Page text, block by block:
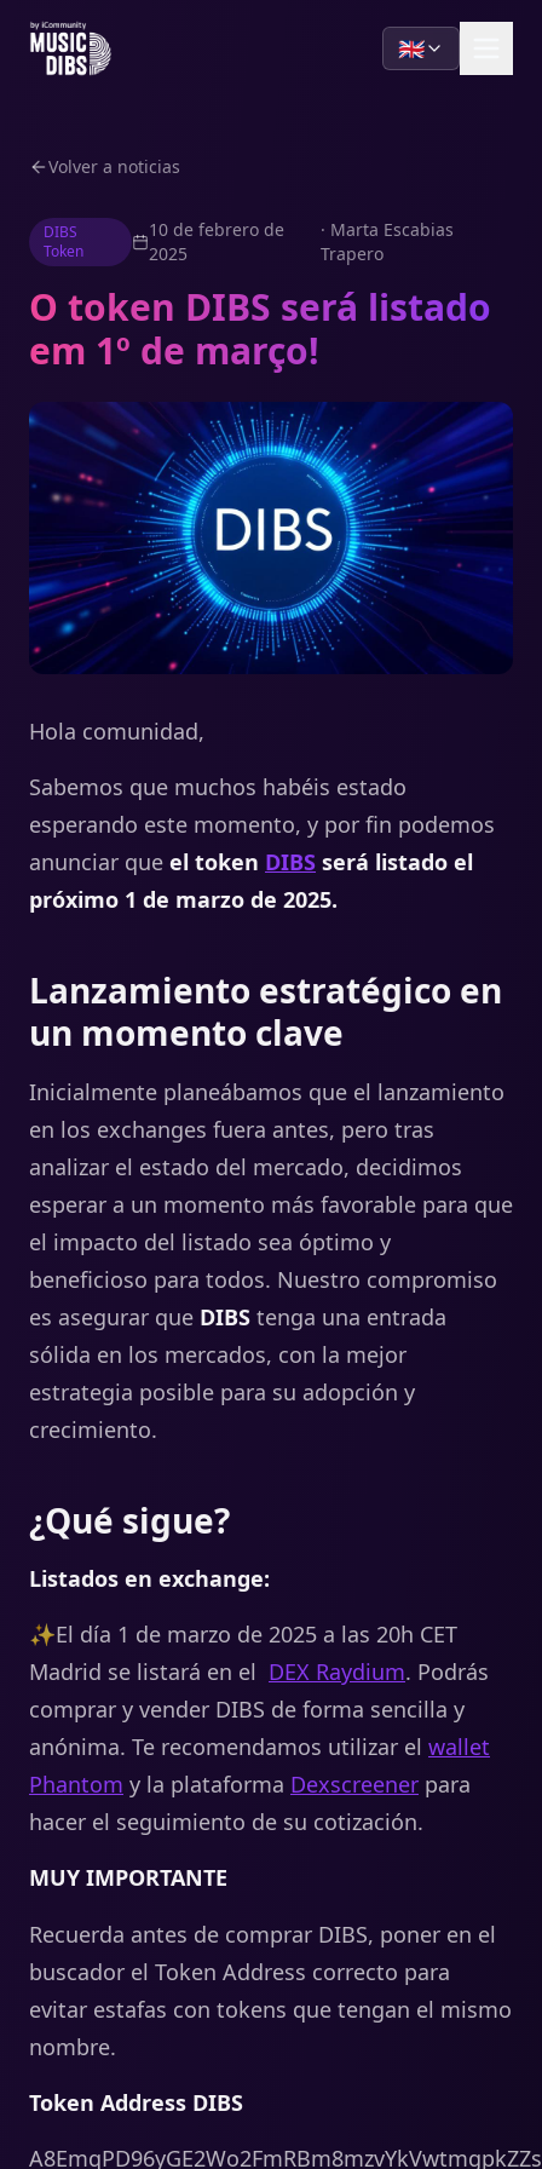
🇬🇧
Volver a noticias
DIBS
Token
10 de febrero de
2025
· Marta Escabias
Trapero
O token DIBS será listado
em 1º de março!
Hola comunidad,
Sabemos que muchos habéis estado
esperando este momento, y por fin podemos
anunciar que el token DIBS será listado el
próximo 1 de marzo de 2025.
Lanzamiento estratégico en
un momento clave
Inicialmente planeábamos que el lanzamiento
en los exchanges fuera antes, pero tras
analizar el estado del mercado, decidimos
esperar a un momento más favorable para que
el impacto del listado sea óptimo y
beneficioso para todos. Nuestro compromiso
es asegurar que DIBS tenga una entrada
sólida en los mercados, con la mejor
estrategia posible para su adopción y
crecimiento.
¿Qué sigue?
Listados en exchange:
✨El día 1 de marzo de 2025 a las 20h CET
Madrid se listará en el DEX Raydium. Podrás
comprar y vender DIBS de forma sencilla y
anónima. Te recomendamos utilizar el wallet
Phantom y la plataforma Dexscreener para
hacer el seguimiento de su cotización.
MUY IMPORTANTE
Recuerda antes de comprar DIBS, poner en el
buscador el Token Address correcto para
evitar estafas con tokens que tengan el mismo
nombre.
Token Address DIBS